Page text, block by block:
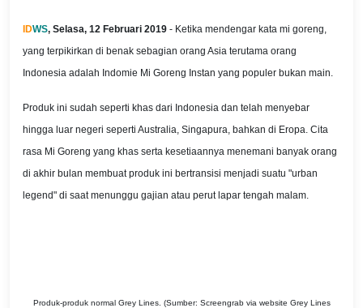
IDWS, Selasa, 12 Februari 2019 - Ketika mendengar kata mi goreng,
yang terpikirkan di benak sebagian orang Asia terutama orang
Indonesia adalah Indomie Mi Goreng Instan yang populer bukan main.
Produk ini sudah seperti khas dari Indonesia dan telah menyebar
hingga luar negeri seperti Australia, Singapura, bahkan di Eropa. Cita
rasa Mi Goreng yang khas serta kesetiaannya menemani banyak orang
di akhir bulan membuat produk ini bertransisi menjadi suatu "urban
legend" di saat menunggu gajian atau perut lapar tengah malam.
Produk-produk normal Grey Lines. (Sumber: Screengrab via website Grey Lines